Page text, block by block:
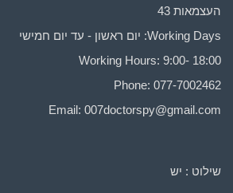
העצמאות 43
Working Days: יום ראשון - עד יום חמישי
Working Hours: 9:00- 18:00
Phone: 077-7002462
Email: 007doctorspy@gmail.com
שילוט : יש